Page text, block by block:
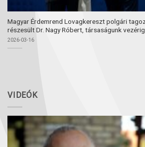
Magyar Érdemrend Lovagkereszt polgári
részesült Dr. Nagy Róbert, társaságunk
2026-03-16
VIDEÓK